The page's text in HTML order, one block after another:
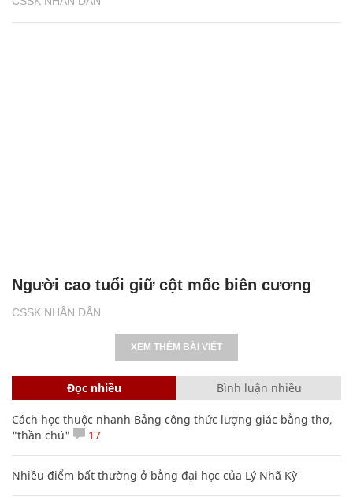
CSSK NHÂN DÂN
Người cao tuổi giữ cột mốc biên cương
XEM THÊM BÀI VIẾT
Đọc nhiều Bình luận nhiều
Cách học thuộc nhanh Bảng công thức lượng giác bằng thơ,
"thần chú"
17
Nhiều điểm bất thường ở bằng đại học của Lý Nhã Kỳ